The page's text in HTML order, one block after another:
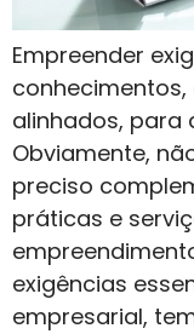
Empreender
alinhados, para
Obviamente,
preciso
práticas e
exigências
empresarial,